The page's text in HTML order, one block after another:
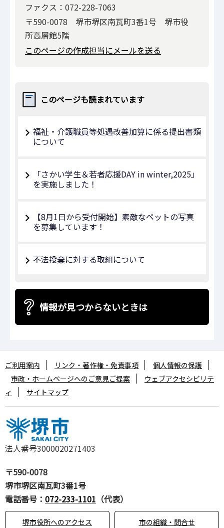
ファクス：072-228-7063
〒590-0078 堺市堺区南瓦町3番1号 堺市役
所高層館5階
このページの作成担当にメールを送る
このページも読まれています
福祉・介護職員等処遇改善加算に係る提出書類
について
「さかい学生＆若者応援DAY in winter,2025」
を実施しました！
【8月1日から受付開始】素敵なペットの写真
を募集しています！
不法投棄に対する取組について
情報が見つからないときは
法人番号3000020271403
〒590-0078
堺市堺区南瓦町3番1号
電話番号： 072-233-1101 （代表）
堺市役所へのアクセス 市の組織・問合せ
ご利用案内 リンク・著作権・免責事項
個人情報の保護
市政・ホームページへのご意見ご提案
ウェブアクセシビリテ
ィ
サイトマップ